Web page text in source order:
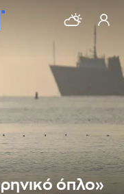
όπλο»